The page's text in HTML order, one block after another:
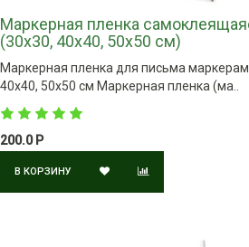
Маркерная пленка
(30х30, 40х40, 50х50 см)
Маркерная пленка для письма
40х40, 50х50 см Маркерная пленка (ма..
200.0 Р
В КОРЗИНУ